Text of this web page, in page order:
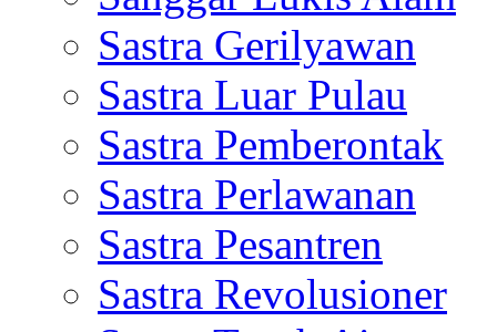
Sastra Gerilyawan
Sastra Luar Pulau
Sastra Pemberontak
Sastra Perlawanan
Sastra Pesantren
Sastra Revolusioner